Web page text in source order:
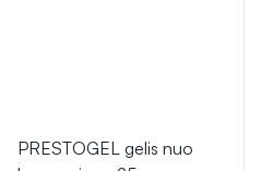
PRESTOGEL gelis nuo